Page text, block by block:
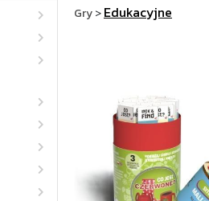
Gry>Edukacyjne